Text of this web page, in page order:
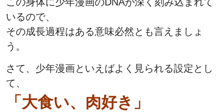
いるので、
その成長過程はある意味必然とも言えましょ
う。
さて、少年漫画といえばよく見られる設定とし
て、
「大食い、肉好き」